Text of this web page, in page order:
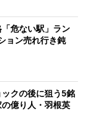
「危ない駅」ラン
ョン売れ行き鈍
ックの後に狙う5銘
億り人・羽根英